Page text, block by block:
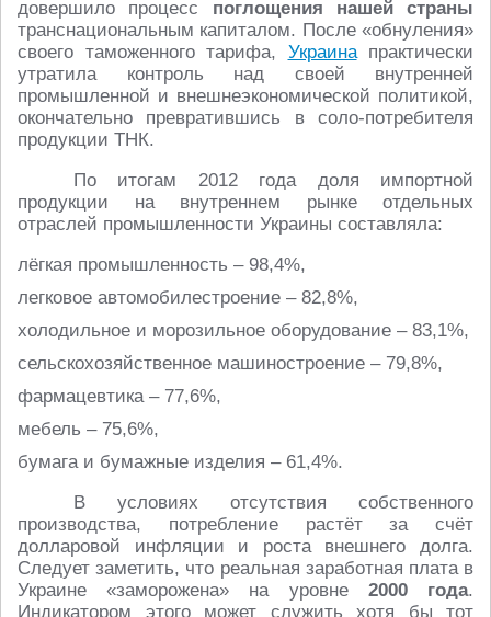
довершило процесс поглощения нашей страны
транснациональным капиталом. После «обнуления»
своего таможенного тарифа, Украинапрактически
утратила контроль над своей внутренней
промышленной и внешнеэкономической политикой,
окончательно превратившись в соло-потребителя
продукции ТНК.
По итогам 2012 года доля импортной
продукции на внутреннем рынке отдельных
отраслей промышленности Украины составляла:
лёгкая промышленность – 98,4%,
легковое автомобилестроение – 82,8%,
холодильное и морозильное оборудование – 83,1%,
сельскохозяйственное машиностроение – 79,8%,
фармацевтика – 77,6%,
мебель – 75,6%,
бумага и бумажные изделия – 61,4%.
В условиях отсутствия собственного
производства, потребление растёт за счёт
долларовой инфляции и роста внешнего долга.
Следует заметить, что реальная заработная плата в
Украине «заморожена» на уровне 2000 года.
Индикатором этого может служить хотя бы тот